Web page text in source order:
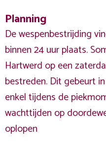
Planning
De wespenbestrijding
binnen 24 uur plaats.
Hartwerd op een
bestreden. Dit gebeurt
enkel tijdens de
wachttijden op
oplopen